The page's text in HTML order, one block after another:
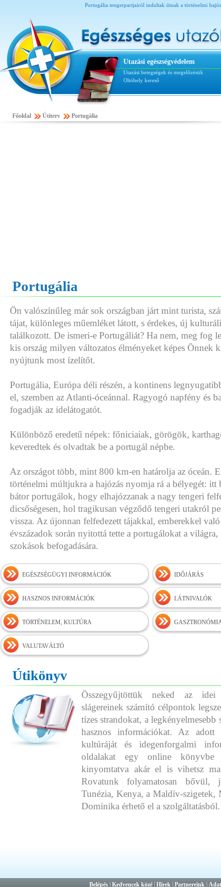
Portugália tengerpartjairól indultak útnak a történelmi
Utazási egészségvédelem
Utazási betegségek és megelőzésük
Oltóhely kereső
Főoldal Útiterv Portugália
Portugália
Ön valószínűleg már sok országban járt mint turista,
tájat, különleges műemléket látott, s érdekes, új
találkozott. De ismeri-e Portugáliát? Ha nem, meg fog
kis ország milyen változatos élményeket képes Önnek
nyújtunk most ízelítőt.
Portugália, Európa déli részén, a kontinens
el, szemben az Atlanti-óceánnal. Ragyogó napfény és
fogadják az idelátogatót.
Különböző eredetű népek: főniciaiak, görögök,
keveredtek és olvadtak be a portugál népbe.
Az országot több, mint 800 km-en határolja az óceán.
történelmi múltjukra a hajózás nyomja rá a bélyegét:
bátor portugálok, hogy elhajózzanak a nagy tengeri
dicsőségesen, hol tragikusan végződő tengeri utakról
vissza. Az újonnan felfedezett tájakkal, emberekkel
évszázadok során nyitottá tette a portugálokat a
szokások befogadására.
EGÉSZSÉGÜGYI INFORMÁCIÓK IDŐJÁRÁS
HASZNOS INFORMÁCIÓK LÁTNIVALÓK
TÖRTÉNELEM, KULTÚRA
VALUTAVÁLTÓ
Útikönyv
Összegyűjtöttük neked az idei
slágereinek számító célpontok
tízes strandokat, a legkényelmesebb
hasznos információkat. Az adott
kultúráját és idegenforgalmi
oldalakat egy online könyvbe
kinyomtatva akár el is vihetsz
Rovatunk folyamatosan bővül,
Tunézia, Kenya, a Maldív-
Dominika érhető el a szolgáltatásból.
Belépés |Kedvencek közé |Hírek |Partnereink |